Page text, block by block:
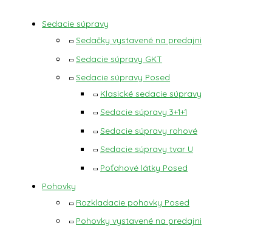
Sedacie súpravy
Sedačky vystavené na predajni
Sedacie súpravy GKT
Sedacie súpravy Posed
Klasické sedacie súpravy
Sedacie súpravy 3+1+1
Sedacie súpravy rohové
Sedacie súpravy tvar U
Poťahové látky Posed
Pohovky
Rozkladacie pohovky Posed
Pohovky vystavené na predajni